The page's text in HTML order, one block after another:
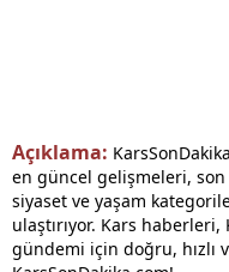
Açıklama:
en güncel gelişmeleri,
siyaset ve yaşam
ulaştırıyor. Kars
gündemi için doğru, hızlı